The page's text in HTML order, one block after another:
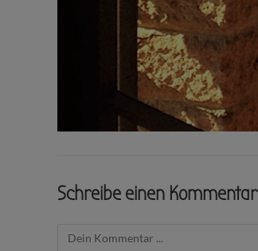
Schreibe einen Kommentar